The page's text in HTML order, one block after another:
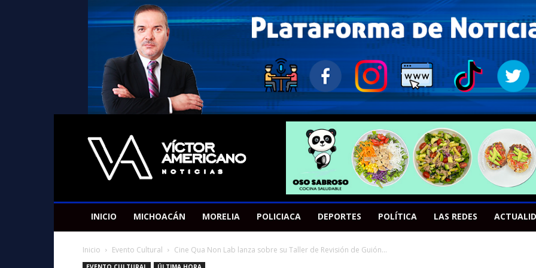
Americano
Victor
INICIO MICHOACÁN MORELIA POLICIACA DEPORTES POLÍTICA LAS REDES
Inicio Evento Cultural Cine Qua Non Lab lanza sobre su Taller de Revisión de Guión...